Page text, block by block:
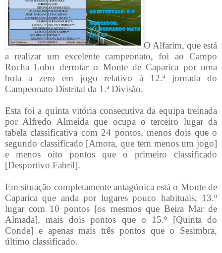
O Alfarim, que está
a realizar um excelente campeonato, foi ao Campo
Rocha Lobo derrotar o Monte de Caparica por uma
bola a zero em jogo relativo à 12.ª jornada do
Campeonato Distrital da 1.ª Divisão.
Esta foi a quinta vitória consecutiva da equipa treinada
por Alfredo Almeida que ocupa o terceiro lugar da
tabela classificativa com 24 pontos, menos dois que o
segundo classificado [Amora, que tem menos um jogo]
e menos oito pontos que o primeiro classificado
[Desportivo Fabril].
Em situação completamente antagónica está o Monte de
Caparica que anda por lugares pouco habituais, 13.º
lugar com 10 pontos [os mesmos que Beira Mar de
Almada], mais dois pontos que o 15.º [Quinta do
Conde] e apenas mais três pontos que o Sesimbra,
último classificado.